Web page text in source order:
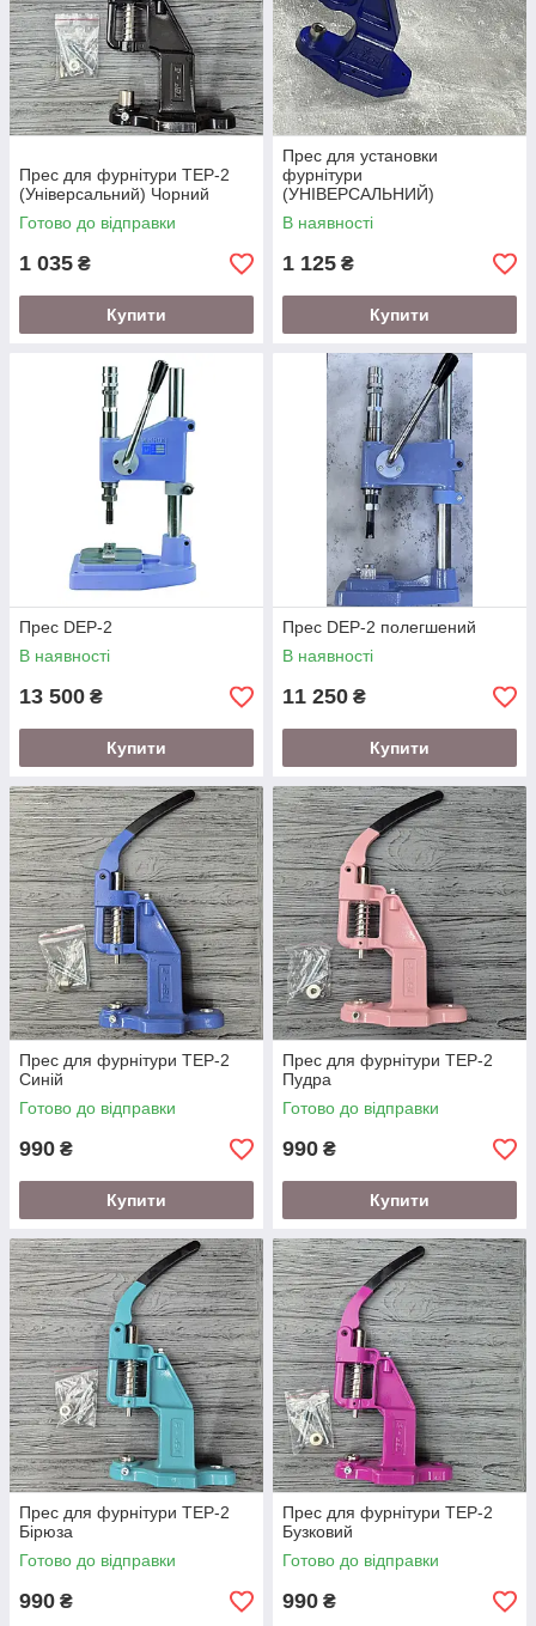
Прес для фурнітури TEP-2
(Універсальний) Чорний
Готово до відправки
1 035 ₴
Купити
Прес для установки
фурнітури
(УНІВЕРСАЛЬНИЙ)
В наявності
1 125 ₴
Купити
Прес DEP-2
В наявності
13 500 ₴
Купити
Прес DEP-2 полегшений
В наявності
11 250 ₴
Купити
Прес для фурнітури ТЕР-2
Синій
Готово до відправки
990 ₴
Купити
Прес для фурнітури ТЕР-2
Пудра
Готово до відправки
990 ₴
Купити
Прес для фурнітури ТЕР-2
Бірюза
Готово до відправки
990 ₴
Прес для фурнітури ТЕР-2
Бузковий
Готово до відправки
990 ₴